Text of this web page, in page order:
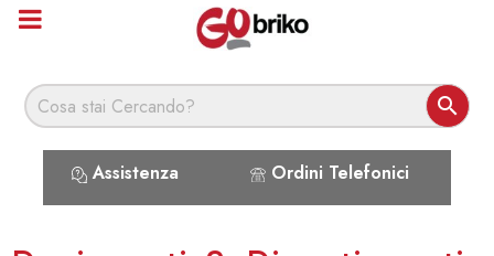

Assistenza Ordini Telefonici